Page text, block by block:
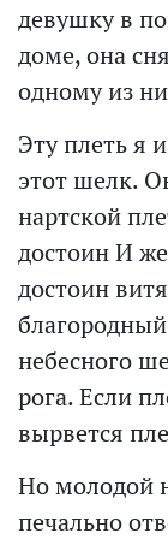
девушку в
доме, она
одному из
Эту плеть я
этот шелк.
нартской
достоин И
достоин
небесного
рога. Если
вырвется
Но молодой
печально